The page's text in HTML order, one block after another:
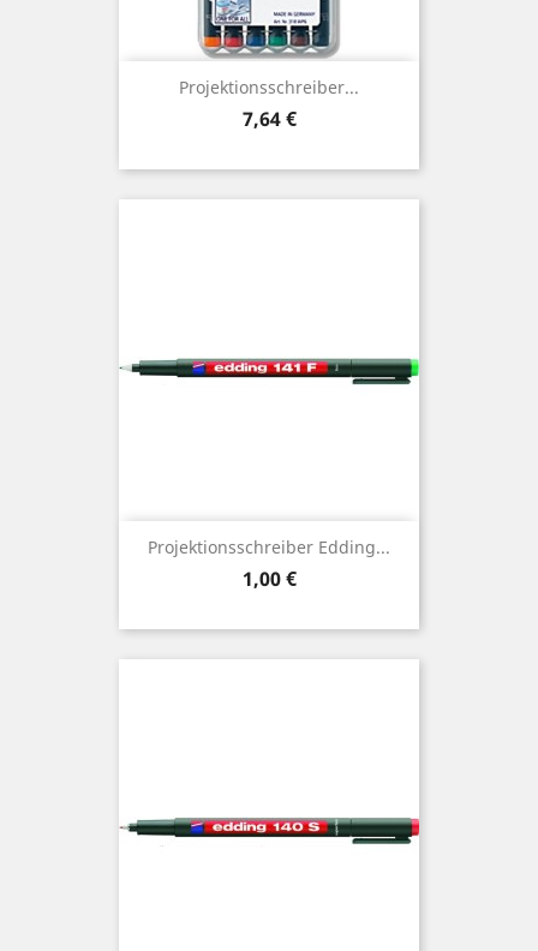
Projektionsschreiber...
Preis
7,64 €
Projektionsschreiber Edding...
Preis
1,00 €